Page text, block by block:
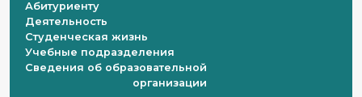
Абитуриенту
Деятельность
Студенческая жизнь
Учебные подразделения
Сведения об образовательной
организации